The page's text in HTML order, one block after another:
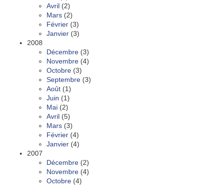
Avril (2)
Mars (2)
Février (3)
Janvier (3)
2008
Décembre (3)
Novembre (4)
Octobre (3)
Septembre (3)
Août (1)
Juin (1)
Mai (2)
Avril (5)
Mars (3)
Février (4)
Janvier (4)
2007
Décembre (2)
Novembre (4)
Octobre (4)